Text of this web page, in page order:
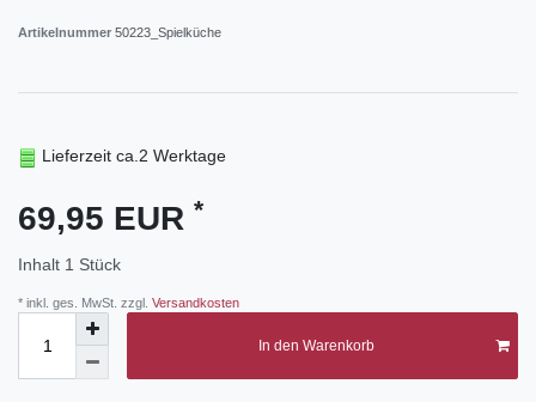
Artikelnummer 50223_Spielküche
Lieferzeit ca.2 Werktage
69,95 EUR *
Inhalt 1 Stück
* inkl. ges. MwSt. zzgl. Versandkosten
In den Warenkorb